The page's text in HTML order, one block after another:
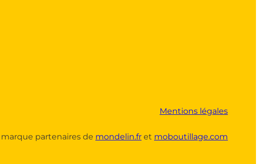
Mentions légales
partenaires de mondelin.fr et moboutillage.com